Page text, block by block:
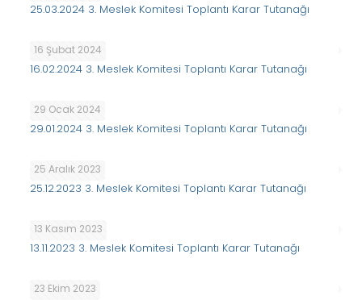
25.03.2024 3. Meslek Komitesi Toplantı Karar Tutanağı
16 Şubat 2024
16.02.2024 3. Meslek Komitesi Toplantı Karar Tutanağı
29 Ocak 2024
29.01.2024 3. Meslek Komitesi Toplantı Karar Tutanağı
25 Aralık 2023
25.12.2023 3. Meslek Komitesi Toplantı Karar Tutanağı
13 Kasım 2023
13.11.2023 3. Meslek Komitesi Toplantı Karar Tutanağı
23 Ekim 2023